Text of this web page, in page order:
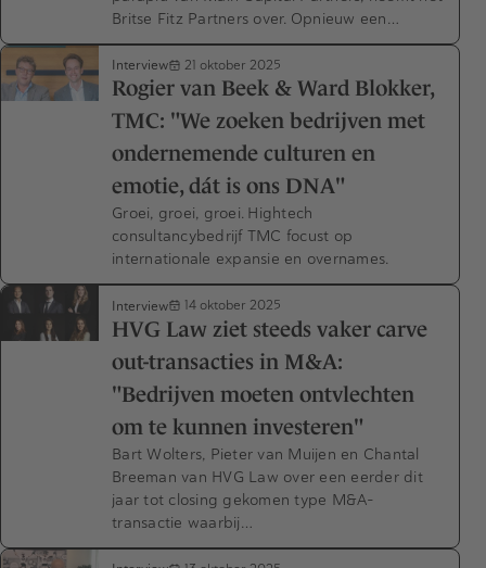
Britse Fitz Partners over. Opnieuw een…
Interview 21 oktober 2025
Rogier van Beek & Ward Blokker,
TMC: "We zoeken bedrijven met
ondernemende culturen en
emotie, dát is ons DNA"
Groei, groei, groei. Hightech
consultancybedrijf TMC focust op
internationale expansie en overnames.
Interview 14 oktober 2025
HVG Law ziet steeds vaker carve
out-transacties in M&A:
"Bedrijven moeten ontvlechten
om te kunnen investeren"
Bart Wolters, Pieter van Muijen en Chantal
Breeman van HVG Law over een eerder dit
jaar tot closing gekomen type M&A-
transactie waarbij…